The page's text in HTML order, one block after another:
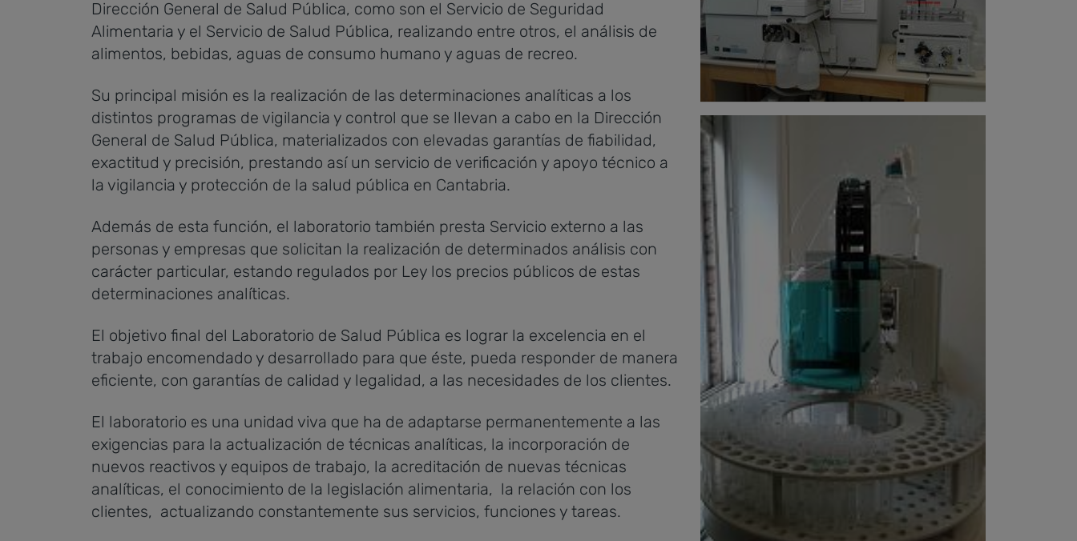
Dirección General de Salud Pública, como son el Servicio de Seguridad
Alimentaria y el Servicio de Salud Pública, realizando entre otros, el análisis de
alimentos, bebidas, aguas de consumo humano y aguas de recreo.
Su principal misión es la realización de las determinaciones analíticas a los
distintos programas de vigilancia y control que se llevan a cabo en la Dirección
General de Salud Pública, materializados con elevadas garantías de fiabilidad,
exactitud y precisión, prestando así un servicio de verificación y apoyo técnico a
la vigilancia y protección de la salud pública en Cantabria.
Además de esta función, el laboratorio también presta Servicio externo a las
personas y empresas que solicitan la realización de determinados análisis con
carácter particular, estando regulados por Ley los precios públicos de estas
determinaciones analíticas.
El objetivo final del Laboratorio de Salud Pública es lograr la excelencia en el
trabajo encomendado y desarrollado para que éste, pueda responder de manera
eficiente, con garantías de calidad y legalidad, a las necesidades de los clientes.
El laboratorio es una unidad viva que ha de adaptarse permanentemente a las
exigencias para la actualización de técnicas analíticas, la incorporación de
nuevos reactivos y equipos de trabajo, la acreditación de nuevas técnicas
analíticas, el conocimiento de la legislación alimentaria, la relación con los
clientes, actualizando constantemente sus servicios, funciones y tareas.